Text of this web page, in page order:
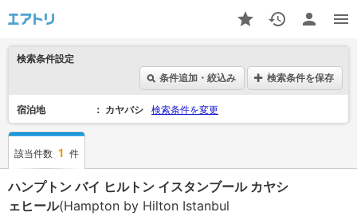
検索条件設定
条件追加・絞込み
検索条件を保存
宿泊地 カヤバシ 検索条件を変更
該当件数 1 件
ハンプトン バイ ヒルトン イスタンブール カヤシ
ェヒール(Hampton by Hilton Istanbul